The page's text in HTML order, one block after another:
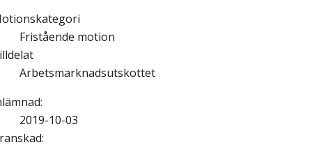
Fristående motion
Arbetsmarknadsutskottet
:
2019-10-03
: